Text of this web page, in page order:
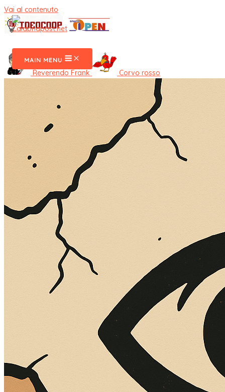
Vai al contenuto
MAIN MENU
Reverendo Frank Corvo rosso